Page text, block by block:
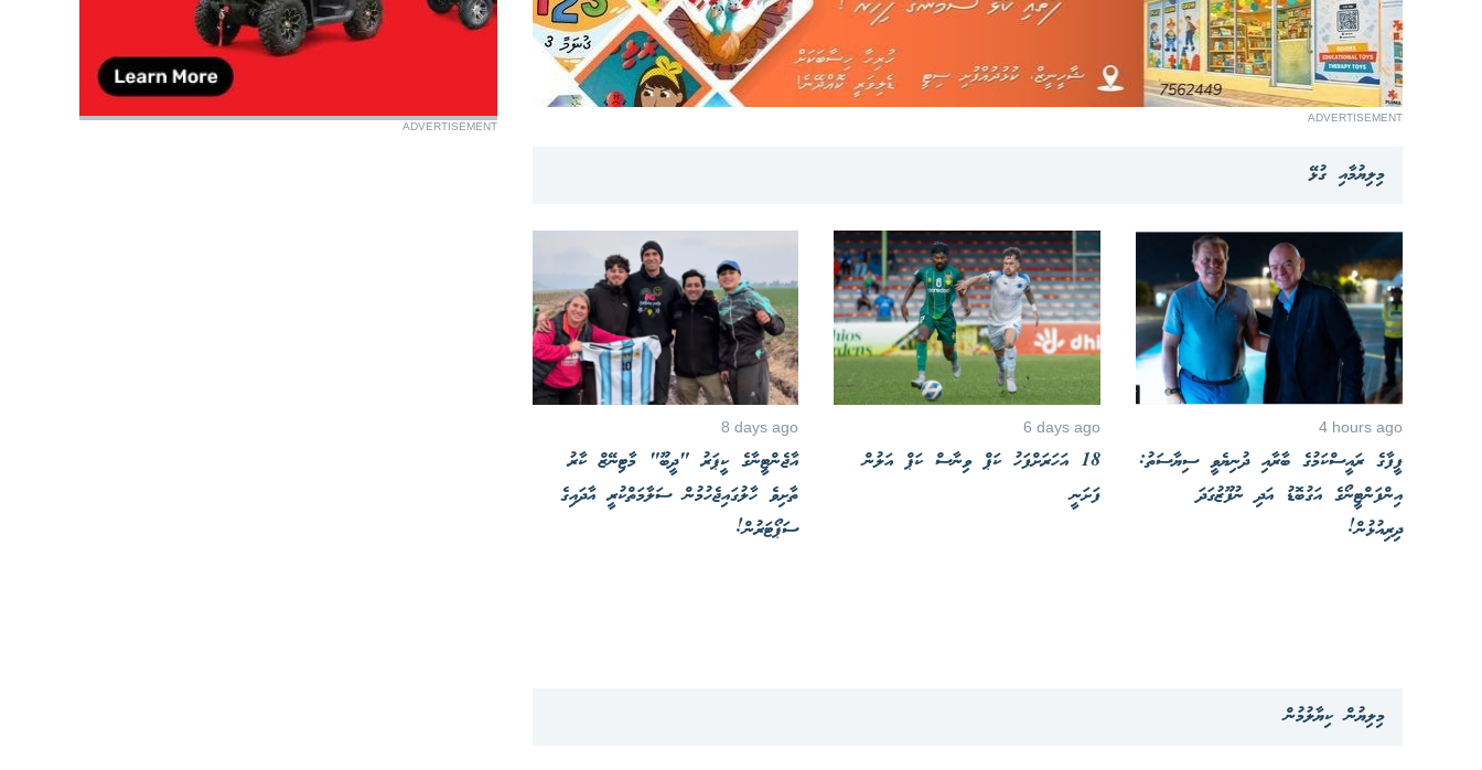
ADVERTISEMENT
މިލިޔުމާއި ގުޅޭ
4 hours ago
ފީފާގެ ރައީސްކަމުގެ ބާރާއި ދުނިޔެވީ ސިޔާސަތު:
އިންފަންޓީނޯގެ އަގުބޮޑު އަދި ނުފޫޒުގަދަ
ދިރިއުޅުން!
6 days ago
18 އަހަރަށްފަހު ކަޕް ވިނާސް ކަޕް އަލުން
ފަށަނީ
8 days ago
އާޖެންޓީނާގެ ކީޕަރު "ދީބޫ" މާޓިނޭޒް ކާރު
ތާށިވެ ހާލުގައިޖެހުމުން ސަލާމަތްކުރީ އާދައިގެ
ސަޕޯޓަރުން!
މިލިޔުން ކިޔާލުމުން
ADVERTISEMENT